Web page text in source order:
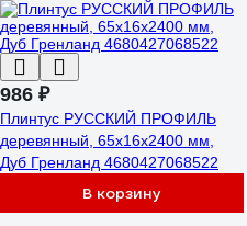
986 ₽
Плинтус РУССКИЙ ПРОФИЛЬ
деревянный, 65х16х2400 мм,
Дуб Гренланд 4680427068522
В корзину